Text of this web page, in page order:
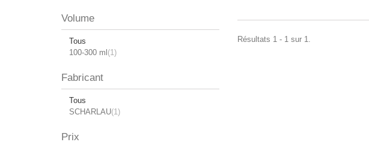
Volume
Tous
100-300 ml(1)
Fabricant
Tous
SCHARLAU(1)
Prix
Résultats 1 - 1 sur 1.